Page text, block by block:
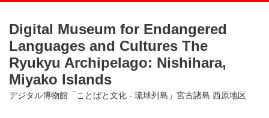
Digital Museum for Endangered
Languages and Cultures The
Ryukyu Archipelago: Nishihara,
Miyako Islands
デジタル博物館「ことばと文化 - 琉球列島」宮古諸島 西原地区